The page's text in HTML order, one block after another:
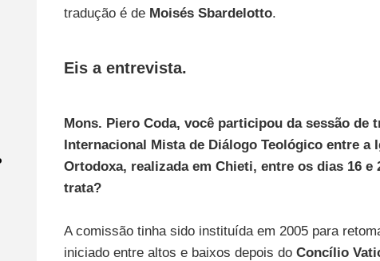
tradução é de Moisés Sbardelotto.
Eis a entrevista.
Mons. Piero Coda, você participou da sessão de
Internacional Mista de Diálogo Teológico entre a
Ortodoxa, realizada em Chieti, entre os dias 16 e
trata?
A comissão tinha sido instituída em 2005 para
iniciado entre altos e baixos depois do Concílio